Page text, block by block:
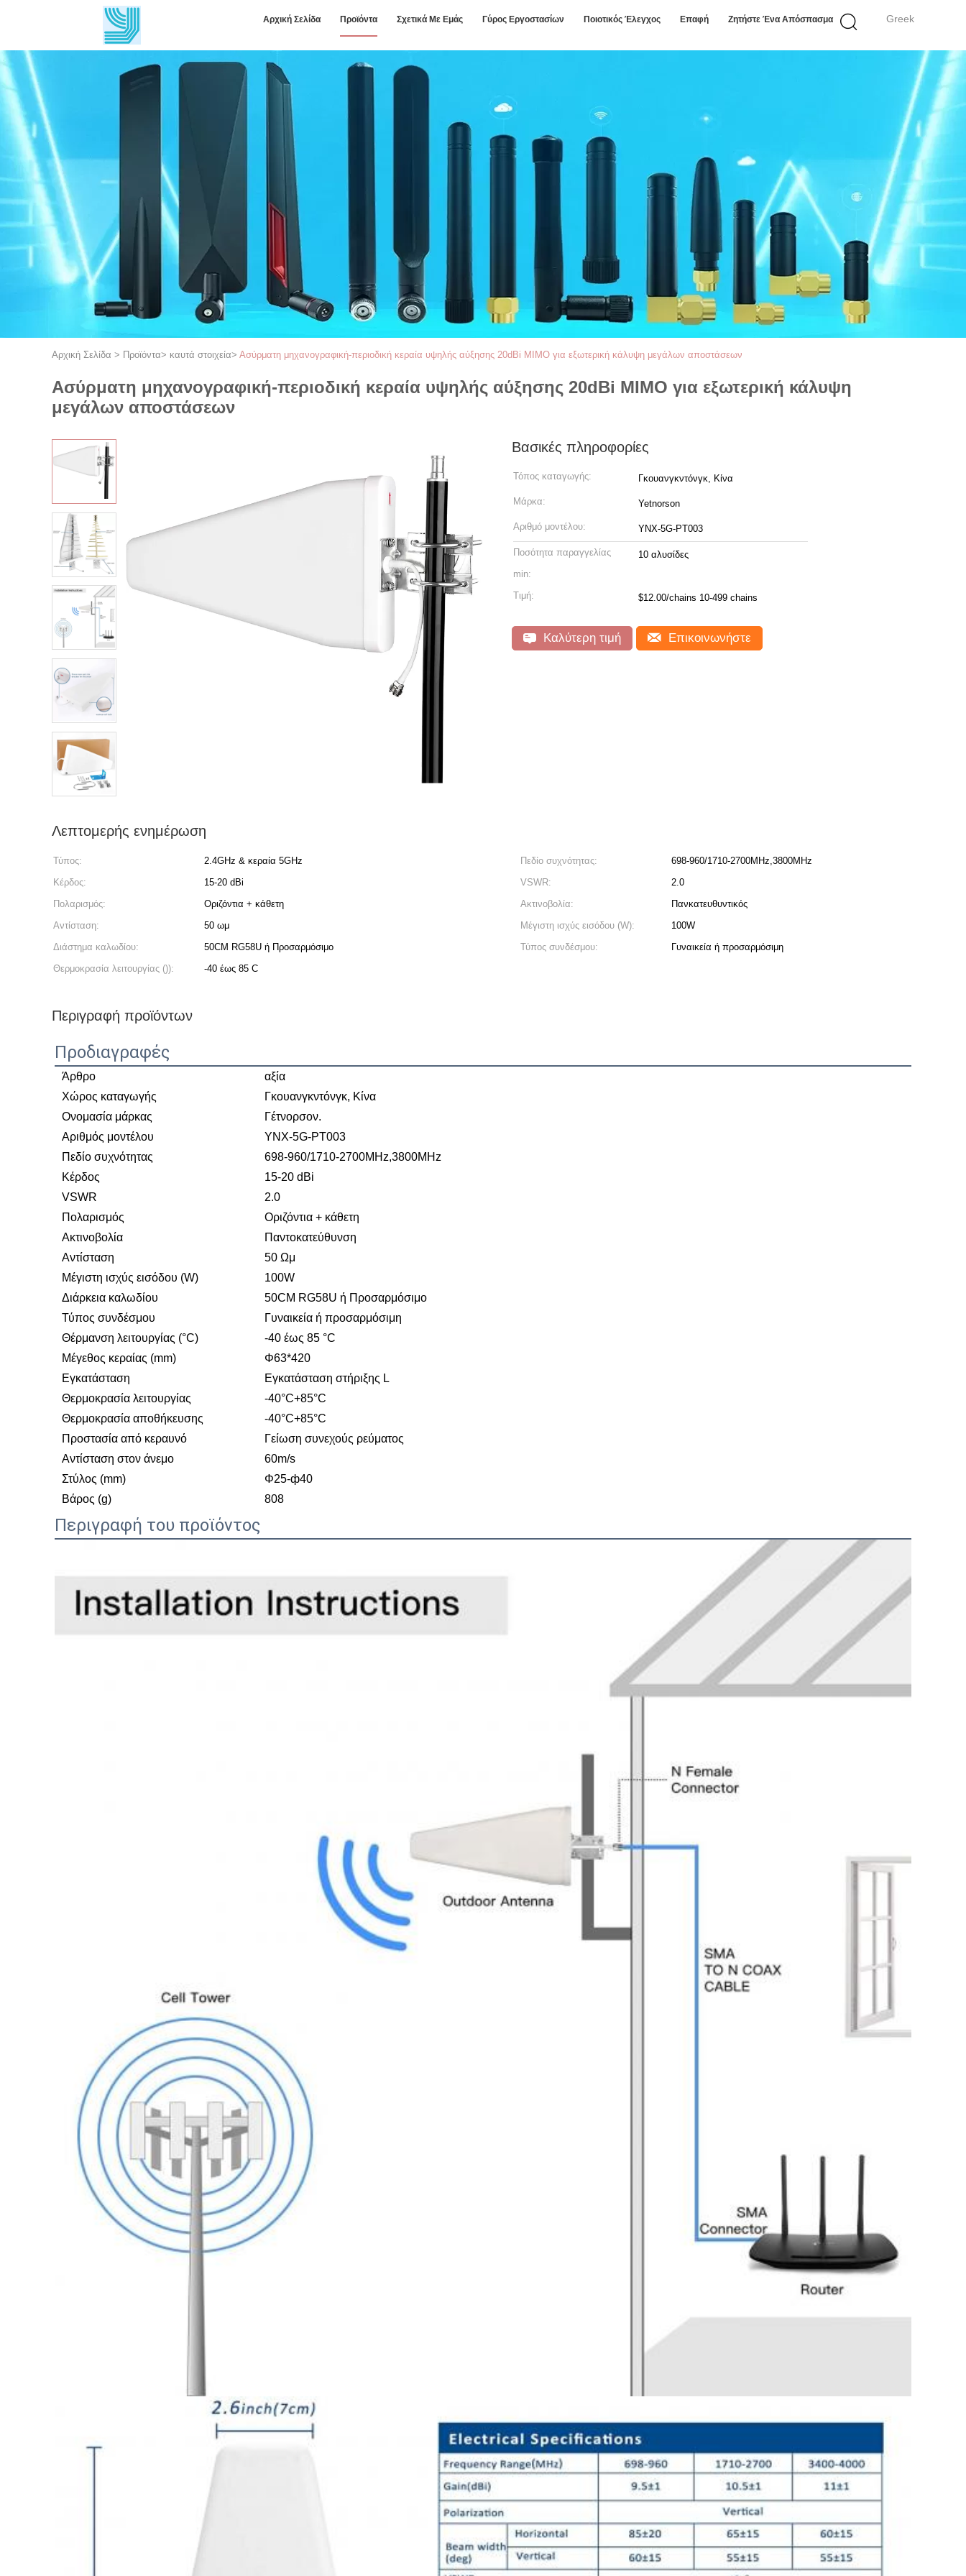
Greek
Αρχική Σελίδα Προϊόντα Σχετικά Με Εμάς Γύρος Εργοστασίων Ποιοτικός Έλεγχος Επαφή Ζητήστε Ένα Απόσπασμα
Αρχική Σελίδα > Προϊόντα> καυτά στοιχεία> Ασύρματη μηχανογραφική-περιοδική κεραία υψηλής αύξησης 20dBi MIMO για εξωτερική κάλυψη μεγάλων αποστάσεων
Ασύρματη μηχανογραφική-περιοδική κεραία υψηλής αύξησης 20dBi MIMO για εξωτερική κάλυψη
μεγάλων αποστάσεων
Βασικές πληροφορίες
Τόπος καταγωγής: Γκουανγκντόνγκ, Κίνα
Μάρκα: Yetnorson
Αριθμό μοντέλου: YNX-5G-PT003
Ποσότητα παραγγελίας
min:
10 αλυσίδες
Τιμή: $12.00/chains 10-499 chains
Καλύτερη τιμή Επικοινωνήστε
Λεπτομερής ενημέρωση
Τύπος: 2.4GHz & κεραία 5GHz Πεδίο συχνότητας:
698-960/1710-2700MHz,3800MHz
Κέρδος:
15-20 dBi VSWR:
2.0
Πολαρισμός:
Οριζόντια + κάθετη Ακτινοβολία:
Πανκατευθυντικός
Αντίσταση:
50 ωμ Μέγιστη ισχύς εισόδου (W):
100W
Διάστημα καλωδίου:
50CM RG58U ή Προσαρμόσιμο Τύπος συνδέσμου:
Γυναικεία ή προσαρμόσιμη
Θερμοκρασία λειτουργίας ()):
-40 έως 85 C
Περιγραφή προϊόντων
Προδιαγραφές
Άρθρο
αξία
Χώρος καταγωγής
Γκουανγκντόνγκ, Κίνα
Ονομασία μάρκας
Γέτνορσον.
Αριθμός μοντέλου
YNX-5G-PT003
Πεδίο συχνότητας
698-960/1710-2700MHz,3800MHz
Κέρδος
15-20 dBi
VSWR
2.0
Πολαρισμός
Οριζόντια + κάθετη
Ακτινοβολία
Παντοκατεύθυνση
Αντίσταση
50 Ωμ
Μέγιστη ισχύς εισόδου (W)
100W
Διάρκεια καλωδίου
50CM RG58U ή Προσαρμόσιμο
Τύπος συνδέσμου
Γυναικεία ή προσαρμόσιμη
Θέρμανση λειτουργίας (°C)
-40 έως 85 °C
Μέγεθος κεραίας (mm)
Φ63*420
Εγκατάσταση
Εγκατάσταση στήριξης L
Θερμοκρασία λειτουργίας
-40°C+85°C
Θερμοκρασία αποθήκευσης
-40°C+85°C
Προστασία από κεραυνό
Γείωση συνεχούς ρεύματος
Αντίσταση στον άνεμο
60m/s
Στύλος (mm)
Φ25-ф40
Βάρος (g)
808
Περιγραφή του προϊόντος